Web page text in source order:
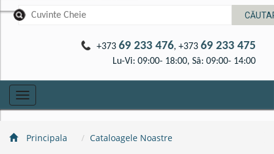
+373 69 233 476, +373 69 233 475
Lu-Vi: 09:00- 18:00, Sâ: 09:00- 14:00
Toggle
navigation
Principala Cataloagele Noastre